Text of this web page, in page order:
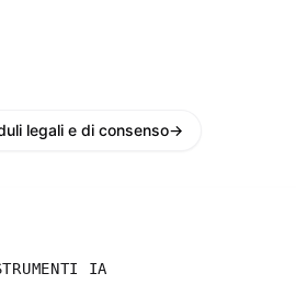
legali e di consenso→
IA